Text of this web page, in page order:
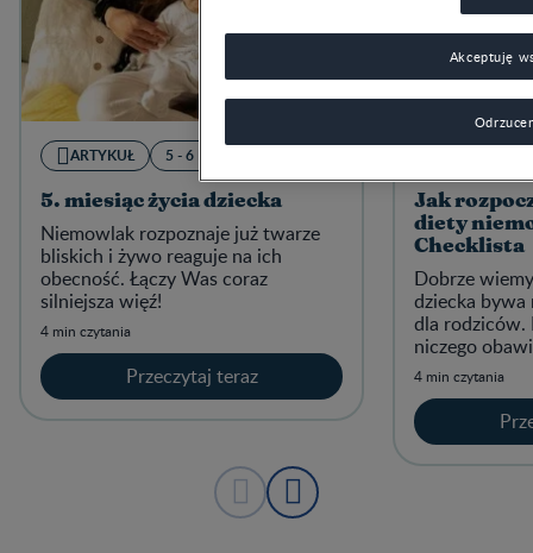
ARTYKUŁ 5 - 6 MIESIĘCY
5. miesiąc życia dziecka
Niemowlak rozpoznaje już twarze
bliskich i żywo reaguje na ich
obecność. Łączy Was coraz
silniejsza więź!
4 min czytania
Przeczytaj teraz
Jak
diety
Checklista
Dobrze
dziecka bywa
dla rodziców.
niczego
4 min czytania
Akceptuję